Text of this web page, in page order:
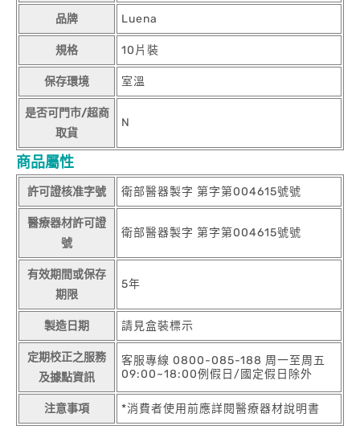
品牌 Luena
規格 10片裝
保存環境 室溫
是否可門市/超商
取貨
N
商品屬性
許可證核准字號 衛部醫器製字 第字第004615號號
醫療器材許可證
號
衛部醫器製字 第字第004615號號
有效期間或保存
期限
5年
製造日期 請見盒裝標示
定期校正之服務
及據點資訊
客服專線 0800-085-188 周一至周五
09:00~18:00例假日/國定假日除外
注意事項 *消費者使用前應詳閱醫療器材說明書